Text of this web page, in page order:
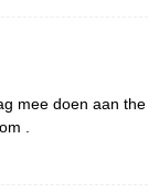
mee doen aan the
.